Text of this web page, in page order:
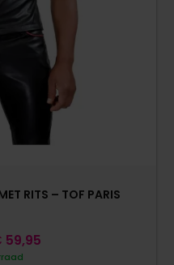
RITS – TOF PARIS
59,95